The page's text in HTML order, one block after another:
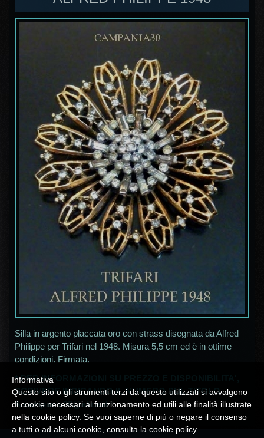
Silla in argento placcata oro con strass disegnata da Alfred
Philippe per Trifari nel 1948. Misura 5,5 cm ed è in ottime
condizioni. Firmata.
* PER INFORMAZIONI SU PREZZO E DISPONIBILITA',
SCRIVERE INDICANDO IL NUMERO SUL TITOLO
Acampania30@alice.it*
Informativa
Questo sito o gli strumenti terzi da questo utilizzati si avvalgono
di cookie necessari al funzionamento ed utili alle finalità illustrate
nella cookie policy. Se vuoi saperne di più o negare il consenso
a tutti o ad alcuni cookie, consulta la cookie policy.